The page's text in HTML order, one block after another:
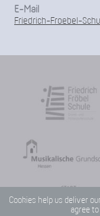
E-Mail
Friedrich-Froebel-
Cookies help us deliver
agree